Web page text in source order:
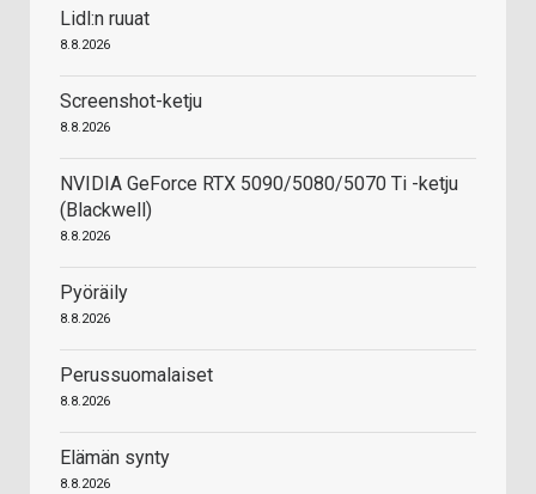
Lidl:n ruuat
8.8.2026
Screenshot-ketju
8.8.2026
NVIDIA GeForce RTX 5090/5080/5070 Ti -ketju
(Blackwell)
8.8.2026
Pyöräily
8.8.2026
Perussuomalaiset
8.8.2026
Elämän synty
8.8.2026